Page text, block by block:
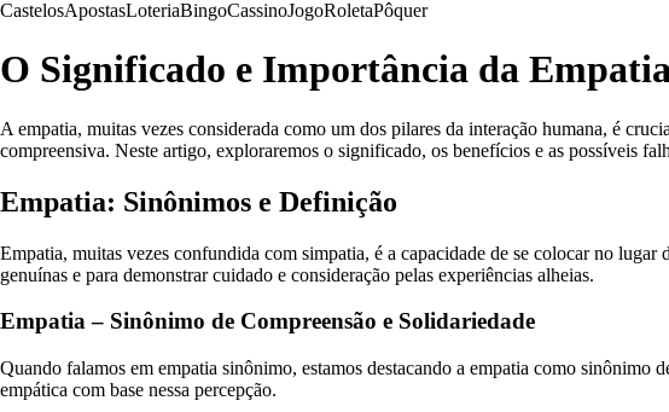
CastelosApostasLoteriaBingoCassinoJogoRoletaPôquer
O Significado e Importância da
A empatia, muitas vezes considerada como um dos pilares da interação humana, é
compreensiva. Neste artigo, exploraremos o significado, os benefícios e as possíveis
Empatia: Sinônimos e Definição
Empatia, muitas vezes confundida com simpatia, é a capacidade de se colocar no
genuínas e para demonstrar cuidado e consideração pelas experiências alheias.
Empatia – Sinônimo de Compreensão e Solidariedade
Quando falamos em empatia sinônimo, estamos destacando a empatia como sinônimo
empática com base nessa percepção.